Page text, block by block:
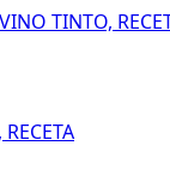
TINTO,